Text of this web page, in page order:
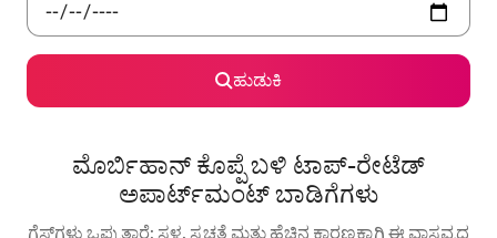
ಹುಡುಕಿ
ಮೊರ್ಬಿಹಾನ್ ಕೊಪ್ಪೆ ಬಳಿ ಟಾಪ್-ರೇಟೆಡ್
ಅಪಾರ್ಟ್‌ಮಂಟ್ ಬಾಡಿಗೆಗಳು
ಗೆಸ್ಟ್‌ಗಳು ಒಪ್ಪುತ್ತಾರೆ: ಸ್ಥಳ, ಸ್ವಚ್ಛತೆ ಮತ್ತು ಹೆಚ್ಚಿನ ಕಾರಣಕ್ಕಾಗಿ ಈ ವಾಸ್ತವ್ಯದ